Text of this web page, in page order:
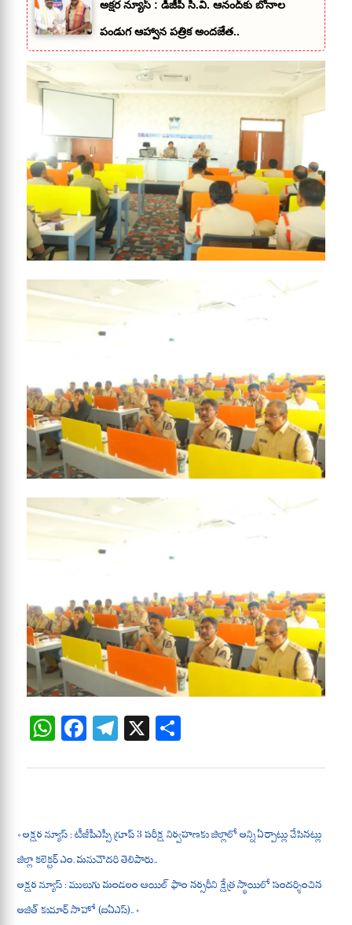
అక్షర న్యూస్ : డీజీపీ సి.వి. ఆనంద్‌కు బోనాల
పండుగ ఆహ్వాన పత్రిక అందజేత..
W
ha
ts
pp
Fa
ce
bo
Te
le
gr
m
X ha
re
« అక్షర న్యూస్ : టీజీపీఎస్సీ గ్రూప్ 3 పరీక్ష నిర్వహణకు జిల్లాలో అన్ని ఏర్పాట్లు చేసినట్లు
జిల్లా కలెక్టర్ ఎం. మనుచౌదరి తెలిపారు..
అక్షర న్యూస్ : ములుగు మండలం ఆయిల్ ఫాం నర్సరీని క్షేత్ర స్థాయిలో సందర్శించిన
అజిత్ కుమార్ సాహో (ఐఏఎస్).. »